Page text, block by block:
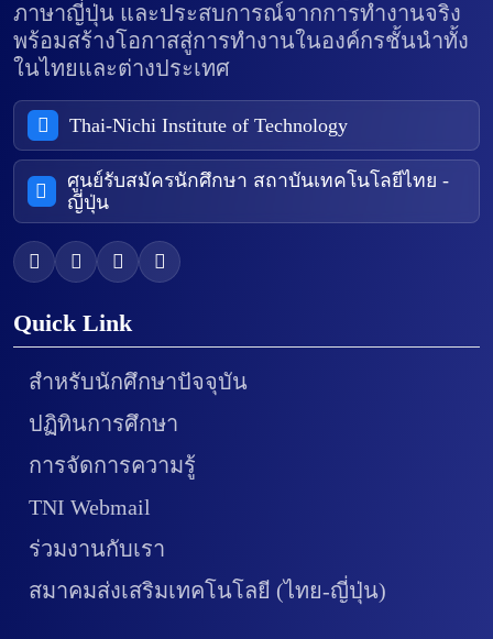
ภาษาญี่ปุ่น และประสบการณ์จากการทำงานจริง
พร้อมสร้างโอกาสสู่การทำงานในองค์กรชั้นนำทั้ง
ในไทยและต่างประเทศ
Thai-Nichi Institute of Technology
ศูนย์รับสมัครนักศึกษา สถาบันเทคโนโลยีไทย -
ญี่ปุ่น
Quick Link
สำหรับนักศึกษาปัจจุบัน
ปฏิทินการศึกษา
การจัดการความรู้
TNI Webmail
ร่วมงานกับเรา
สมาคมส่งเสริมเทคโนโลยี (ไทย-ญี่ปุ่น)